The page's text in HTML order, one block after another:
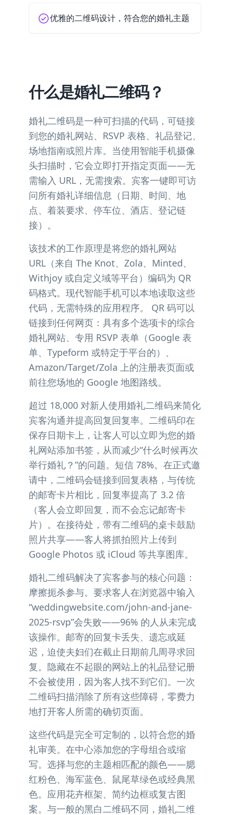
优雅的二维码设计，符合您的婚礼主题
什么是婚礼二维码？
婚礼二维码是一种可扫描的代码，可链接
到您的婚礼网站、RSVP 表格、礼品登记、
场地指南或照片库。当使用智能手机摄像
头扫描时，它会立即打开指定页面——无
需输入 URL，无需搜索。宾客一键即可访
问所有婚礼详细信息（日期、时间、地
点、着装要求、停车位、酒店、登记链
接）。
该技术的工作原理是将您的婚礼网站
URL（来自 The Knot、Zola、Minted、
Withjoy 或自定义域等平台）编码为 QR
码格式。现代智能手机可以本地读取这些
代码，无需特殊的应用程序。 QR 码可以
链接到任何网页：具有多个选项卡的综合
婚礼网站、专用 RSVP 表单（Google 表
单、Typeform 或特定于平台的）、
Amazon/Target/Zola 上的注册表页面或
前往您场地的 Google 地图路线。
超过 18,000 对新人使用婚礼二维码来简化
宾客沟通并提高回复回复率。二维码印在
保存日期卡上，让客人可以立即为您的婚
礼网站添加书签，从而减少“什么时候再次
举行婚礼？”的问题。短信 78%。在正式邀
请中，二维码会链接到回复表格，与传统
的邮寄卡片相比，回复率提高了 3.2 倍
（客人会立即回复，而不会忘记邮寄卡
片）。在接待处，带有二维码的桌卡鼓励
照片共享——客人将抓拍照片上传到
Google Photos 或 iCloud 等共享图库。
婚礼二维码解决了宾客参与的核心问题：
摩擦扼杀参与。要求客人在浏览器中输入
“weddingwebsite.com/john-and-jane-
2025-rsvp”会失败——96% 的人从未完成
该操作。邮寄的回复卡丢失、遗忘或延
迟，迫使夫妇们在截止日期前几周寻求回
复。隐藏在不起眼的网站上的礼品登记册
不会被使用，因为客人找不到它们。一次
二维码扫描消除了所有这些障碍，零费力
地打开客人所需的确切页面。
这些代码是完全可定制的，以符合您的婚
礼审美。在中心添加您的字母组合或缩
写。选择与您的主题相匹配的颜色——腮
红粉色、海军蓝色、鼠尾草绿色或经典黑
色。应用花卉框架、简约边框或复古图
案。与一般的黑白二维码不同，婚礼二维